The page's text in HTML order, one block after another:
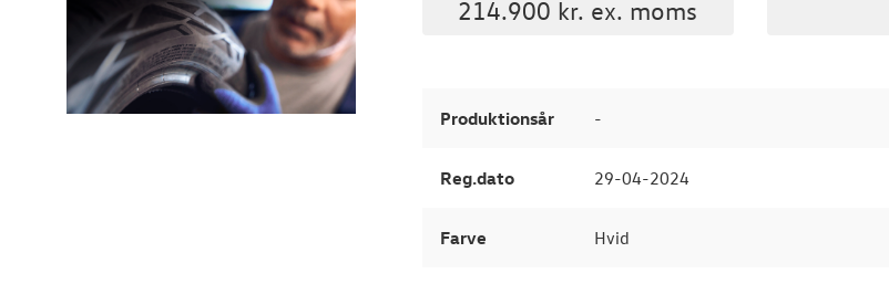
214.900 kr. ex. moms
Produktionsår -
Reg.dato 29-04-2024
Farve Hvid